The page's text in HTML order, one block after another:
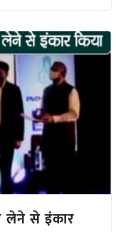
लेने से इंकार